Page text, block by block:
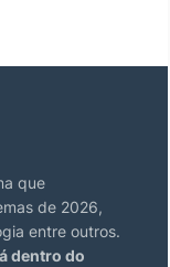
que
de 2026,
entre outros.
dentro do